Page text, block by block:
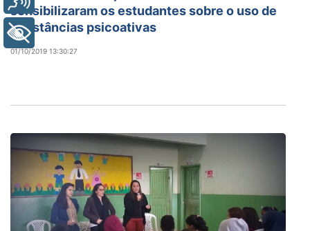
sensibilizaram os estudantes sobre o uso de
substâncias psicoativas
01/10/2019 13:30:27
+ Acessibilidade